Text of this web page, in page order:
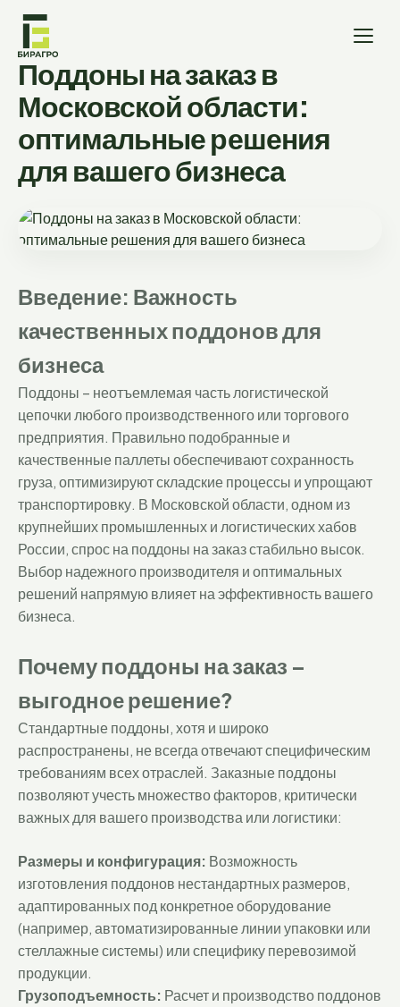
Поддоны на заказ в
Московской области:
оптимальные решения
для вашего бизнеса
Введение: Важность
качественных поддонов для
бизнеса
Поддоны – неотъемлемая часть логистической
цепочки любого производственного или торгового
предприятия. Правильно подобранные и
качественные паллеты обеспечивают сохранность
груза, оптимизируют складские процессы и упрощают
транспортировку. В Московской области, одном из
крупнейших промышленных и логистических хабов
России, спрос на поддоны на заказ стабильно высок.
Выбор надежного производителя и оптимальных
решений напрямую влияет на эффективность вашего
бизнеса.
Почему поддоны на заказ –
выгодное решение?
Стандартные поддоны, хотя и широко
распространены, не всегда отвечают специфическим
требованиям всех отраслей. Заказные поддоны
позволяют учесть множество факторов, критически
важных для вашего производства или логистики:
Размеры и конфигурация: Возможность
изготовления поддонов нестандартных размеров,
адаптированных под конкретное оборудование
(например, автоматизированные линии упаковки или
стеллажные системы) или специфику перевозимой
продукции.
Грузоподъемность: Расчет и производство поддонов